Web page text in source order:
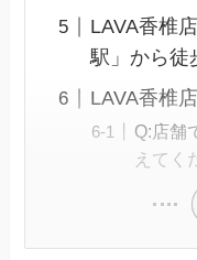
LAVA香椎
駅」から徒
LAVA香椎
Q:店舗
えてく